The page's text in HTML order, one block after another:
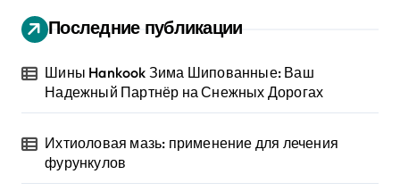
Последние публикации
Шины Hankook Зима Шипованные: Ваш
Надежный Партнёр на Снежных Дорогах
Ихтиоловая мазь: применение для лечения
фурункулов